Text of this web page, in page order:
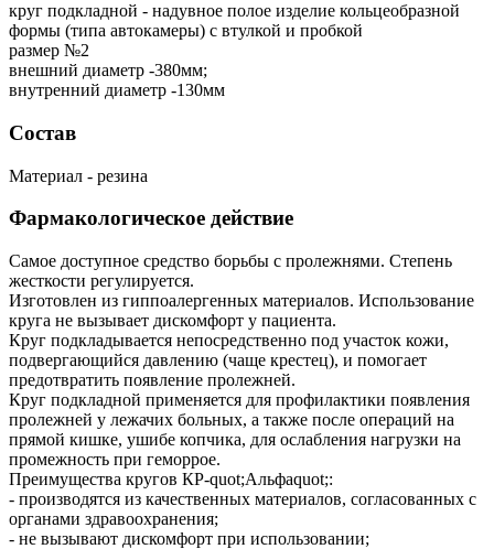
круг подкладной - надувное полое изделие кольцеобразной
формы (типа автокамеры) с втулкой и пробкой
размер №2
внешний диаметр -380мм;
внутренний диаметр -130мм
Состав
Материал - резина
Фармакологическое действие
Самое доступное средство борьбы с пролежнями. Степень
жесткости регулируется.
Изготовлен из гиппоалергенных материалов. Использование
круга не вызывает дискомфорт у пациента.
Круг подкладывается непосредственно под участок кожи,
подвергающийся давлению (чаще крестец), и помогает
предотвратить появление пролежней.
Круг подкладной применяется для профилактики появления
пролежней у лежачих больных, а также после операций на
прямой кишке, ушибе копчика, для ослабления нагрузки на
промежность при геморрое.
Преимущества кругов КР-quot;Альфаquot;:
- производятся из качественных материалов, согласованных с
органами здравоохранения;
- не вызывают дискомфорт при использовании;